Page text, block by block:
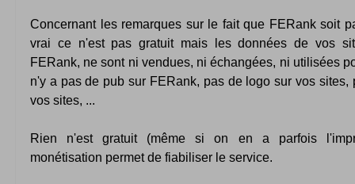
Concernant les remarques sur le fait que FERank soit
vrai ce n'est pas gratuit mais les données de vos
FERank, ne sont ni vendues, ni échangées, ni utilisées
n'y a pas de pub sur FERank, pas de logo sur vos sites,
vos sites, ...
Rien n'est gratuit (même si on en a parfois
monétisation permet de fiabiliser le service.